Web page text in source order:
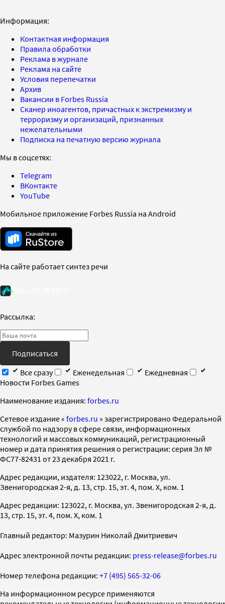
Информация:
Контактная информация
Правила обработки
Реклама в журнале
Реклама на сайте
Условия перепечатки
Архив
Вакансии в Forbes Russia
Сканер иноагентов, причастных к экстремизму и
терроризму и организаций, признанных
нежелательными
Подписка на печатную версию журнала
Мы в соцсетях:
Telegram
ВКонтакте
YouTube
Мобильное приложение Forbes Russia на Android
На сайте работает синтез речи
Рассылка:
Подписаться
Все сразу
Еженедельная
Ежедневная
Новости Forbes Games
Наименование издания: forbes.ru
Cетевое издание « forbes.ru » зарегистрировано Федеральной
службой по надзору в сфере связи, информационных
технологий и массовых коммуникаций, регистрационный
номер и дата принятия решения о регистрации: серия Эл №
ФС77-82431 от 23 декабря 2021 г.
Адрес редакции, издателя: 123022, г. Москва, ул.
Звенигородская 2-я, д. 13, стр. 15, эт. 4, пом. X, ком. 1
Адрес редакции: 123022, г. Москва, ул. Звенигородская 2-я, д.
13, стр. 15, эт. 4, пом. X, ком. 1
Главный редактор: Мазурин Николай Дмитриевич
Адрес электронной почты редакции: press-release@forbes.ru
Номер телефона редакции: +7 (495) 565-32-06
На информационном ресурсе применяются